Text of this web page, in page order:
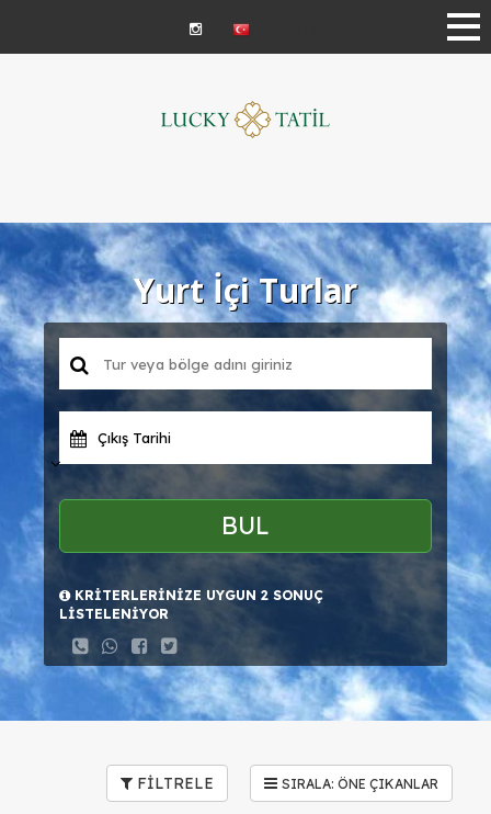
Yurt İçi Turlar
Çıkış Tarihi
BUL
KRİTERLERİNİZE UYGUN 2 SONUÇ
LİSTELENİYOR
FİLTRELE